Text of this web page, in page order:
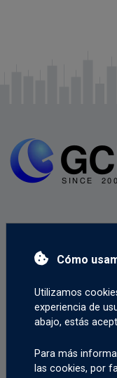
Cómo
Utilizamos
experiencia de
abajo, estás
Para más
las cookies, por
Encuéntranos en
Contáctanos